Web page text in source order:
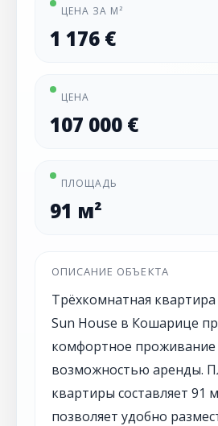
ЦЕНА ЗА М²
1 176 €
ЦЕНА
107 000 €
ПЛОЩАДЬ
91 м²
ОПИСАНИЕ ОБЪЕКТА
Трёхкомнатная
Sun House в Кошарице
комфортное проживание
возможностью аренды.
квартиры составляет 91
позволяет удобно